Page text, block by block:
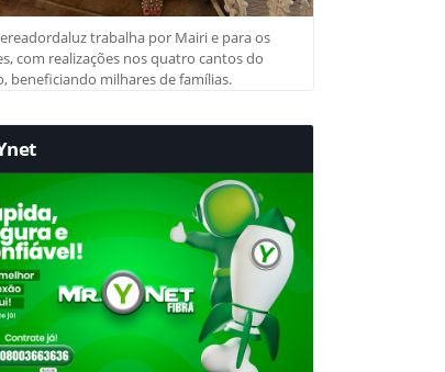
trabalha por Mairi e para os
com realizações nos quatro cantos do
beneficiando milhares de famílias.